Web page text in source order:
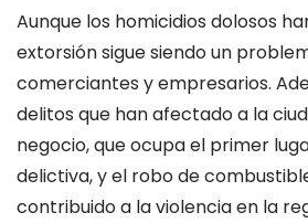
Aunque los homicidios dolosos
extorsión sigue siendo un
comerciantes y empresarios.
delitos que han afectado a la
negocio, que ocupa el primer
delictiva, y el robo de
contribuido a la violencia en la